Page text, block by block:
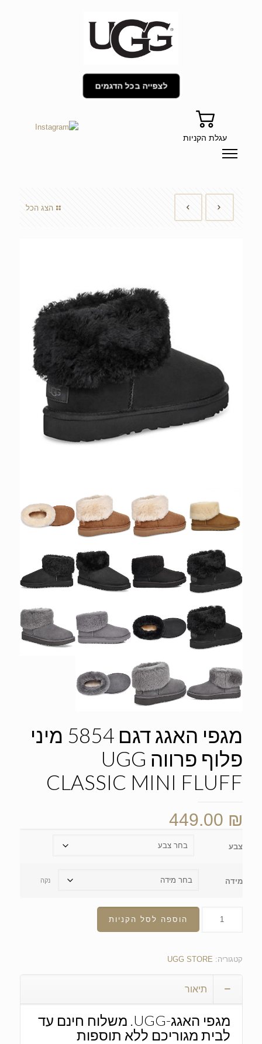
לצפייה בכל הדגמים
עגלת הקניות
הצג הכל
מגפי האגג דגם 5854 מיני
פלוף פרווה UGG
CLASSIC MINI FLUFF
449.00 ₪
צבע
מידה נקה
הוספה לסל הקניות
קטגוריה: UGG STORE
תיאור
מגפי האגג-UGG. משלוח חינם עד
לבית מגוריכם ללא תוספות